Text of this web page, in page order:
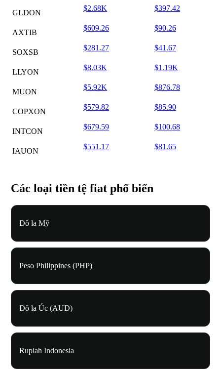
GLDON
$2.68K $397.42
AXTIB
$609.26 $90.26
SOXSB
$281.27 $41.67
LLYON
$8.03K $1.19K
MUON
$5.92K $876.78
COPXON
$579.82 $85.90
INTCON
$679.59 $100.68
IAUON
$551.17 $81.65
Các loại tiền tệ fiat phổ biến
Đô la Mỹ
Peso Philippines (PHP)
Đô la Úc (AUD)
Rupiah Indonesia